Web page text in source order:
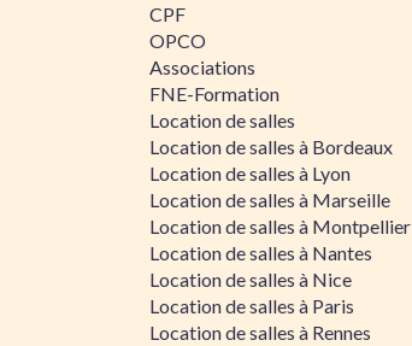
CPF
OPCO
Associations
FNE-Formation
Location de salles
Location de salles à Bordeaux
Location de salles à Lyon
Location de salles à Marseille
Location de salles à Montpellier
Location de salles à Nantes
Location de salles à Nice
Location de salles à Paris
Location de salles à Rennes